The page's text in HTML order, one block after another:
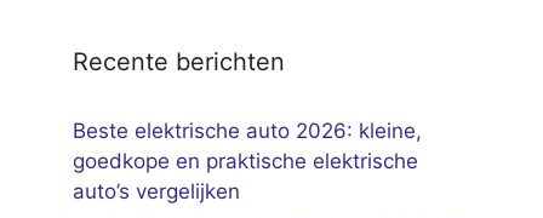
Recente berichten
Beste elektrische auto 2026: kleine,
goedkope en praktische elektrische
auto’s vergelijken